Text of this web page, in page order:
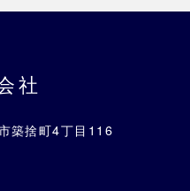
社
築捨町4丁目116